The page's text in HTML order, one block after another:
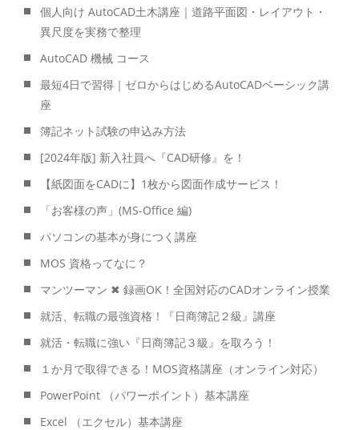
個人向け AutoCAD土木講座｜道路平面図・レイアウト・
異尺度を実務で整理
AutoCAD 機械 コース
最短4日で習得｜ゼロからはじめるAutoCADベーシック講
座
簿記ネット試験の申込み方法
[2024年版] 新入社員へ『CAD研修』を！
【紙図面をCADに】1枚から図面作成サービス！
「お客様の声」(MS-Office 編)
パソコンの基本が身につく講座
MOS 資格ってなに？
マンツーマン ✖ 録画OK！全国対応のCADオンライン授業
就活、転職の最強資格！『日商簿記２級』講座
就活・転職に強い『日商簿記３級』を取ろう！
１か月で取得できる！MOS資格講座（オンライン対応）
PowerPoint （パワーポイント）基本講座
Excel （エクセル）基本講座